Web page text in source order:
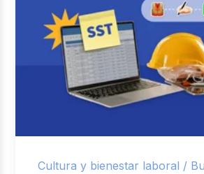
Cultura y bienestar laboral /